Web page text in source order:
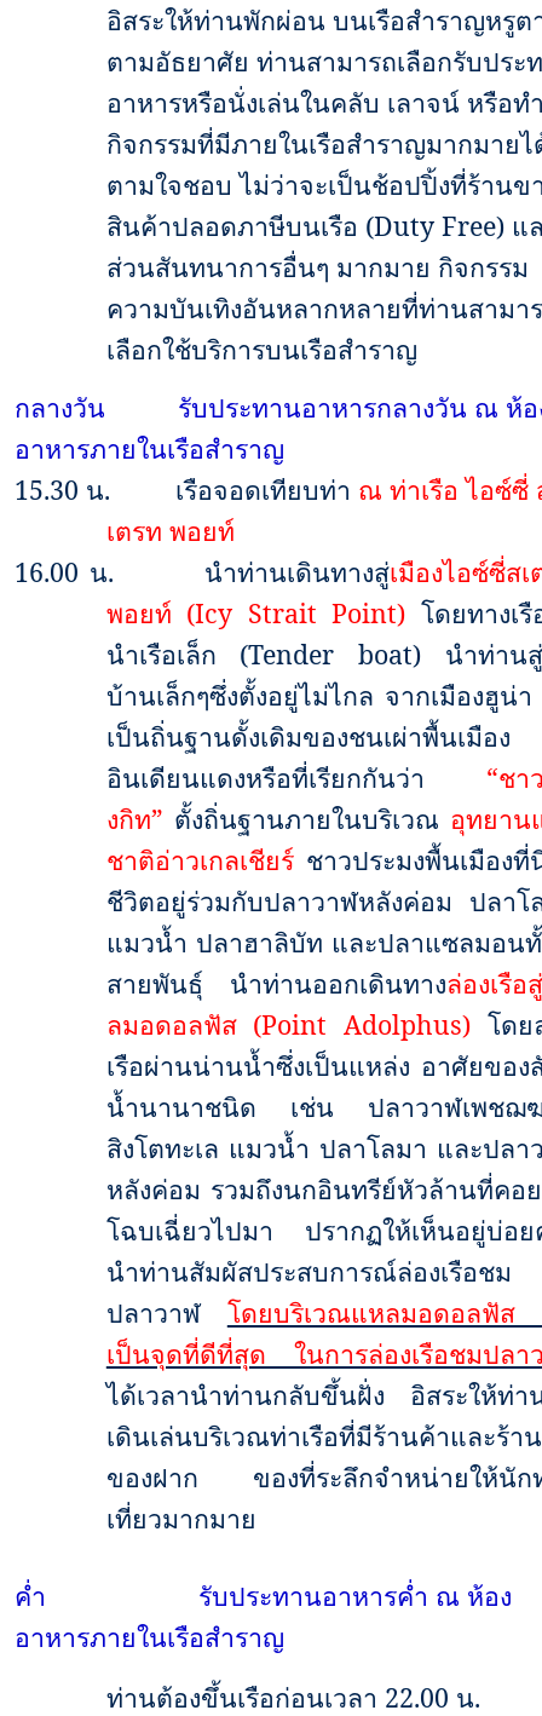
อิสระให้ท่านพักผ่อน บนเรือสำราญหรูต
ตามอัธยาศัย ท่านสามารถเลือกรับประ
อาหารหรือนั่งเล่นในคลับ เลาจน์ หรือท
กิจกรรมที่มีภายในเรือสำราญมากมายไ
ตามใจชอบ ไม่ว่าจะเป็นช้อปปิ้งที่ร้านข
สินค้าปลอดภาษีบนเรือ (Duty Free)แ
ส่วนสันทนาการอื่นๆ มากมาย กิจกรรม
ความบันเทิงอันหลากหลายที่ท่านสามา
เลือกใช้บริการบนเรือสำราญ
กลางวัน
รับประทานอาหารกลางวัน ณ ห้อ
อาหารภายในเรือสำราญ
15.30 น. เรือจอดเทียบท่า ณ ท่าเรือ ไอซ์ซี่
เตรท พอยท์
16.00 น. นำท่านเดินทางสู่เมืองไอซ์ซี่สเ
พอยท์ (Icy Strait Point) โดยทางเรื
นำเรือเล็ก (Tender boat) นำท่าน
บ้านเล็กๆซึ่งตั้งอยู่ไม่ไกล จากเมืองฮูน่
เป็นถิ่นฐานดั้งเดิมของชนเผ่าพื้นเมือง
อินเดียนแดงหรือที่เรียกกันว่า “ชา
งกิท” ตั้งถิ่นฐานภายในบริเวณ อุทยาน
ชาติอ่าวเกลเชียร์ ชาวประมงพื้นเมืองที่
ชีวิตอยู่ร่วมกับปลาวาฬหลังค่อม ปลาโ
แมวน้ำ ปลาฮาลิบัท และปลาแซลมอน
สายพันธุ์ นําท่านออกเดินทางล่องเรือ
ลมอดอลฟัส (Point Adolphus) โดย
เรือผ่านน่านน้ำซึ่งเป็นแหล่ง อาศัยของ
น้ำนานาชนิด เช่น ปลาวาฬเพชฌ
สิงโตทะเล แมวน้ำ ปลาโลมา และปลา
หลังค่อม รวมถึงนกอินทรีย์หัวล้านที่คอ
โฉบเฉี่ยวไปมา ปรากฏให้เห็นอยู่บ่อย
นำท่านสัมผัสประสบการณ์ล่องเรือชม
ปลาวาฬ โดยบริเวณแหลมอดอลฟัส
เป็นจุดที่ดีที่สุด ในการล่องเรือชมปลา
ได้เวลานำท่านกลับขึ้นฝั่ง อิสระให้ท่า
เดินเล่นบริเวณท่าเรือที่มีร้านค้าและร้าน
ของฝาก ของที่ระลึกจำหน่ายให้นัก
เที่ยวมากมาย
ค่ำ
รับประทานอาหารค่ำ ณ ห้อง
อาหารภายในเรือสำราญ
ท่านต้องขึ้นเรือก่อนเวลา 22.00 น.